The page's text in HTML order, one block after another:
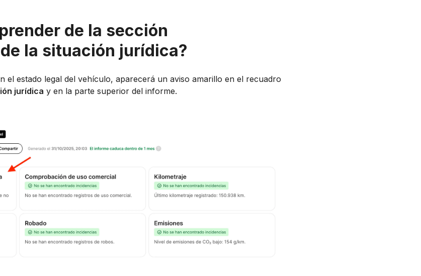
de la sección
la situación jurídica?
el estado legal del vehículo, aparecerá un aviso amarillo en el recuadro
jurídica y en la parte superior del informe.